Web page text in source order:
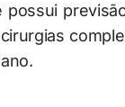
possui